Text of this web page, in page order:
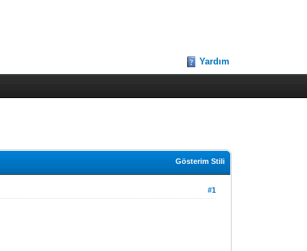
Yardım
Gösterim Stili
#1